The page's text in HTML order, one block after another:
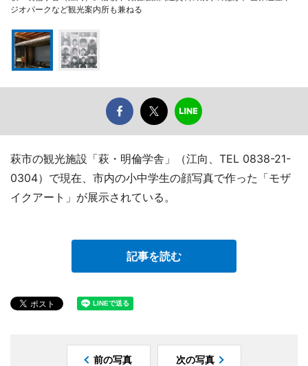
ジオパークなど観光案内所も兼ねる
萩市の観光施設「萩・明倫学舎」（江向、TEL 0838-21-
0304）で現在、市内の小中学生の顔写真で作った「モザ
イクアート」が展示されている。
記事を読む
前の写真 次の写真